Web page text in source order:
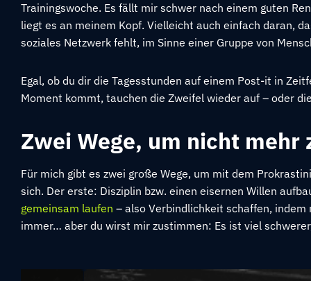
Trainingswoche. Es fällt mir schwer nach einem guten
liegt es an meinem Kopf. Vielleicht auch einfach daran,
soziales Netzwerk fehlt, im Sinne einer Gruppe von
Egal, ob du dir die Tagesstunden auf einem Post-it in
Moment kommt, tauchen die Zweifel wieder auf – oder
Zwei Wege, um nicht
Für mich gibt es zwei große Wege, um mit dem
sich. Der erste: Disziplin bzw. einen eisernen Willen
gemeinsam laufen – also Verbindlichkeit schaffen,
immer… aber du wirst mir zustimmen: Es ist viel